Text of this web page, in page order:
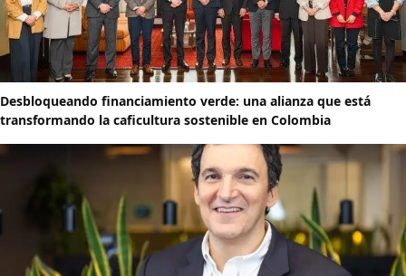
Desbloqueando financiamiento verde: una alianza que está
transformando la caficultura sostenible en Colombia